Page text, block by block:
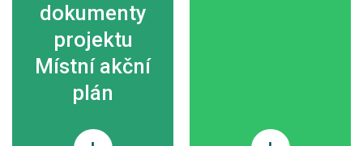
dokumenty
projektu
Místní akční
plán